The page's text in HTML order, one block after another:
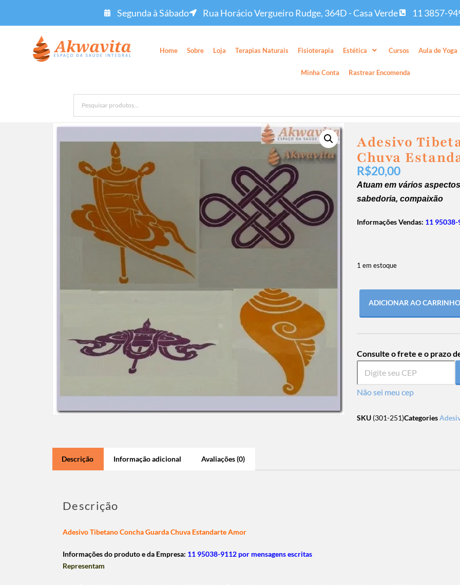
Segunda à Sábado Rua Horácio Vergueiro Rudge, 364D - Casa Verde 11 3857-
Home Sobre Loja Terapias Naturais Fisioterapia Estética Cursos Aula de Yoga
Minha Conta Rastrear Encomenda
Adesivo
Chuva
R$20,00
Atuam em vários
sabedoria, compaixão
Informações Vendas: 11 95038-
1 em estoque
ADICIONAR AO CARRINHO
Consulte o frete e o prazo
Não sei meu cep
SKU (301-251)Categories
Descrição Informação adicional Avaliações (0)
Descrição
Adesivo Tibetano Concha Guarda Chuva Estandarte Amor
Informações do produto e da Empresa: 11 95038-9112 por mensagens escritas
Representam